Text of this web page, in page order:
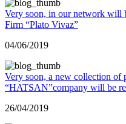
Very soon, in our network will
Firm “Plato Vivaz”
04/06/2019
Very soon, a new collection of
“HATSAN”company will be
26/04/2019